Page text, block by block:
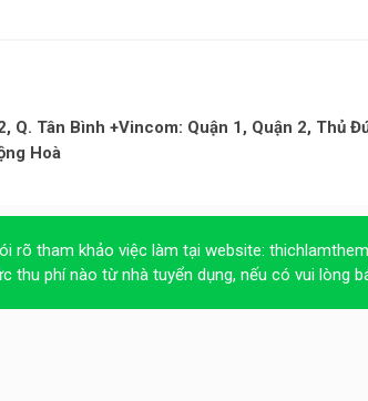
Q. Tân Bình +Vincom: Quận 1, Quận 2, Thủ
Hoà
rõ tham khảo việc làm tại website:
thu phí nào từ nhà tuyển dụng, nếu có vui lòng